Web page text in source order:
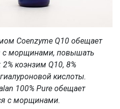
Coenzyme Q10 обещает
с морщинами, повышать
2% коэнзим Q10, 8%
кислоты.
100% Pure обещает
с морщинами.